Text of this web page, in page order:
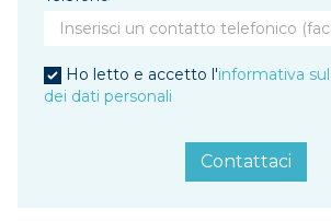
Ho letto e accetto l'informativa
dei dati personali
Contattaci